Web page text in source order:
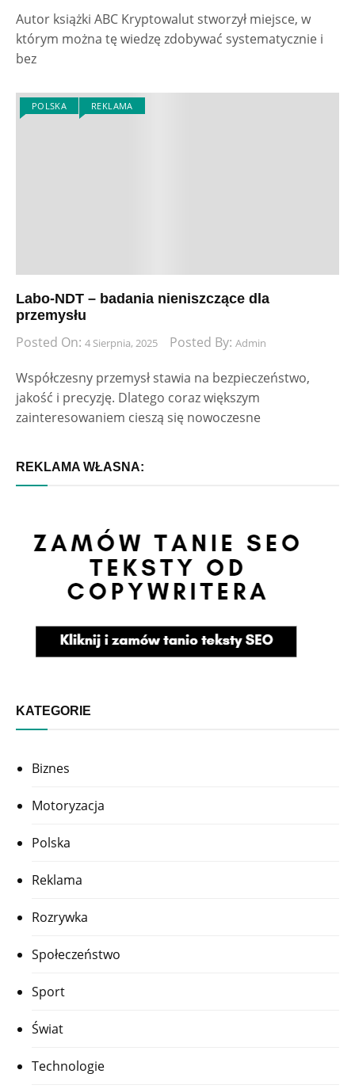
Autor książki ABC Kryptowalut stworzył miejsce, w
którym można tę wiedzę zdobywać systematycznie i
bez
POLSKA REKLAMA
Labo-NDT – badania nieniszczące dla
przemysłu
Posted On: 4 Sierpnia, 2025 Posted By: Admin
Współczesny przemysł stawia na bezpieczeństwo,
jakość i precyzję. Dlatego coraz większym
zainteresowaniem cieszą się nowoczesne
REKLAMA WŁASNA:
KATEGORIE
Biznes
Motoryzacja
Polska
Reklama
Rozrywka
Społeczeństwo
Sport
Świat
Technologie